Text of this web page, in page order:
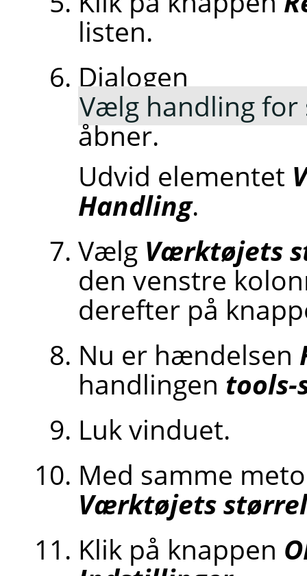
listen.
Dialogen
Vælg handling
åbner.
Udvid elementet
Handling.
Vælg Værktøjets
den venstre
derefter på
Nu er hændelsen
handlingen tools-
Luk vinduet.
Med samme
Værktøjets
Klik på knappen